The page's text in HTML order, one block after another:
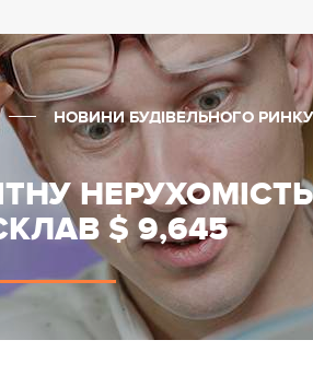
$ 9,645
НОВИНИ БУДІВЕЛЬНОГО РИНКУ